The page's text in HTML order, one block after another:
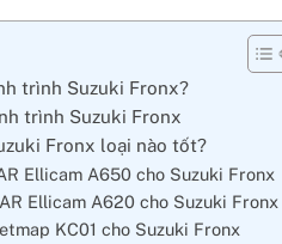
trình Suzuki Fronx?
trình Suzuki Fronx
Fronx loại nào tốt?
Ellicam A650 cho Suzuki Fronx
Ellicam A620 cho Suzuki Fronx
KC01 cho Suzuki Fronx